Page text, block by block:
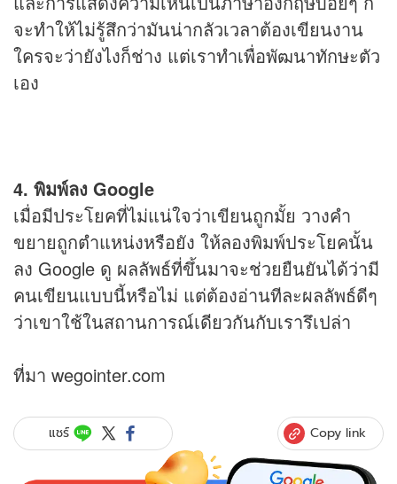
จะทำให้ไม่รู้สึกว่ามันน่ากลัวเวลาต้องเขียนงาน
ใครจะว่ายังไงก็ช่าง แต่เราทำเพื่อพัฒนาทักษะตัว
เอง
4. พิมพ์ลง Google
เมื่อมีประโยคที่ไม่แน่ใจว่าเขียนถูกมั้ย วางคำ
ขยายถูกตำแหน่งหรือยัง ให้ลองพิมพ์ประโยคนั้น
ลง Google ดู ผลลัพธ์ที่ขึ้นมาจะช่วยยืนยันได้ว่ามี
คนเขียนแบบนี้หรือไม่ แต่ต้องอ่านทีละผลลัพธ์ดีๆ
ว่าเขาใช้ในสถานการณ์เดียวกันกับเรารึเปล่า
ที่มา wegointer.com
แชร์ Copy link